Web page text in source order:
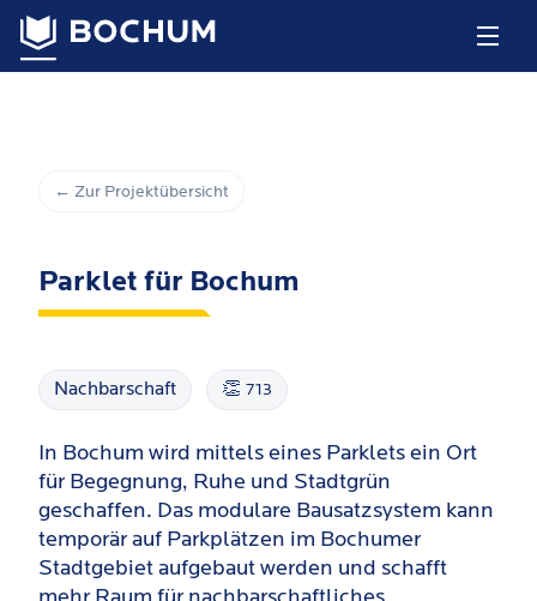
← Zur Projektübersicht
Parklet für Bochum
Nachbarschaft 👏 713
In Bochum wird mittels eines Parklets ein Ort
für Begegnung, Ruhe und Stadtgrün
geschaffen. Das modulare Bausatzsystem kann
temporär auf Parkplätzen im Bochumer
Stadtgebiet aufgebaut werden und schafft